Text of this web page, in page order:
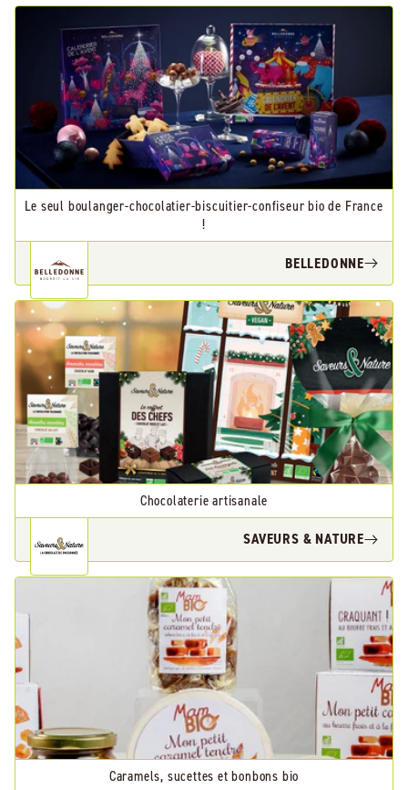
Le seul boulanger-chocolatier-biscuitier-confiseur bio de France
!
BELLEDONNE
Chocolaterie artisanale
SAVEURS & NATURE
Caramels, sucettes et bonbons bio